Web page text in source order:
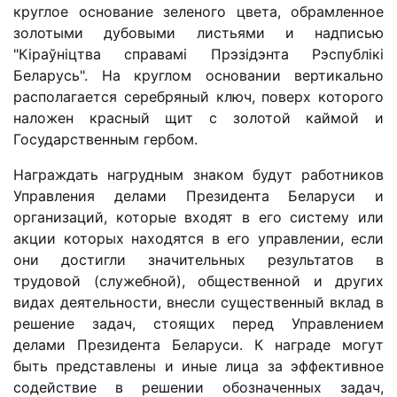
круглое основание зеленого цвета, обрамленное
золотыми дубовыми листьями и надписью
"Кіраўніцтва справамі Прэзідэнта Рэспублікі
Беларусь". На круглом основании вертикально
располагается серебряный ключ, поверх которого
наложен красный щит с золотой каймой и
Государственным гербом.
Награждать нагрудным знаком будут работников
Управления делами Президента Беларуси и
организаций, которые входят в его систему или
акции которых находятся в его управлении, если
они достигли значительных результатов в
трудовой (служебной), общественной и других
видах деятельности, внесли существенный вклад в
решение задач, стоящих перед Управлением
делами Президента Беларуси. К награде могут
быть представлены и иные лица за эффективное
содействие в решении обозначенных задач,